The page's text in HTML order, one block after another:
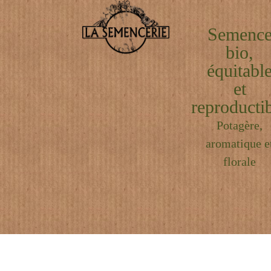
bio,
et
Potagère,
aromatique
florale